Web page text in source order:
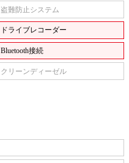
盗難防止システム
ドライブレコーダー
Bluetooth接続
クリーンディーゼル